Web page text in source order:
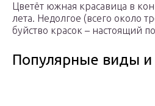
Цветёт южная красавица в
лета. Недолгое (всего около
буйство красок – настоящий
Популярные виды и